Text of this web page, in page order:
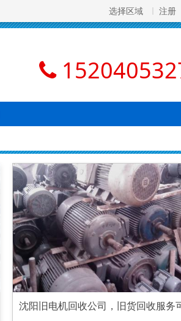
选择区域 注册
沈阳旧电机回收公司，旧货回收服务